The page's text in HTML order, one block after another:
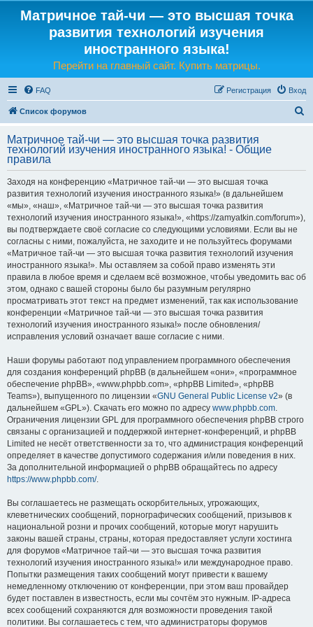
Матричное тай-чи — это высшая точка
развития технологий изучения
иностранного языка!
Перейти на главный сайт. Купить матрицы.
FAQ Вход
Регистрация
Список форумов
Матричное тай-чи — это высшая точка развития
технологий изучения иностранного языка! - Общие
правила
Заходя на конференцию «Матричное тай-чи — это высшая точка
развития технологий изучения иностранного языка!» (в дальнейшем
«мы», «наш», «Матричное тай-чи — это высшая точка развития
технологий изучения иностранного языка!», «https://zamyatkin.com/forum»),
вы подтверждаете своё согласие со следующими условиями. Если вы не
согласны с ними, пожалуйста, не заходите и не пользуйтесь форумами
«Матричное тай-чи — это высшая точка развития технологий изучения
иностранного языка!». Мы оставляем за собой право изменять эти
правила в любое время и сделаем всё возможное, чтобы уведомить вас об
этом, однако с вашей стороны было бы разумным регулярно
просматривать этот текст на предмет изменений, так как использование
конференции «Матричное тай-чи — это высшая точка развития
технологий изучения иностранного языка!» после обновления/
исправления условий означает ваше согласие с ними.
Наши форумы работают под управлением программного обеспечения
для создания конференций phpBB (в дальнейшем «они», «программное
обеспечение phpBB», «www.phpbb.com», «phpBB Limited», «phpBB
Teams»), выпущенного по лицензии «GNU General Public License v2» (в
дальнейшем «GPL»). Скачать его можно по адресу www.phpbb.com.
Ограничения лицензии GPL для программного обеспечения phpBB строго
связаны с организацией и поддержкой интернет-конференций, и phpBB
Limited не несёт ответственности за то, что администрация конференций
определяет в качестве допустимого содержания и/или поведения в них.
За дополнительной информацией о phpBB обращайтесь по адресу
https://www.phpbb.com/.
Вы соглашаетесь не размещать оскорбительных, угрожающих,
клеветнических сообщений, порнографических сообщений, призывов к
национальной розни и прочих сообщений, которые могут нарушить
законы вашей страны, страны, которая предоставляет услуги хостинга
для форумов «Матричное тай-чи — это высшая точка развития
технологий изучения иностранного языка!» или международное право.
Попытки размещения таких сообщений могут привести к вашему
немедленному отключению от конференции, при этом ваш провайдер
будет поставлен в известность, если мы сочтём это нужным. IP-адреса
всех сообщений сохраняются для возможности проведения такой
политики. Вы соглашаетесь с тем, что администраторы форумов